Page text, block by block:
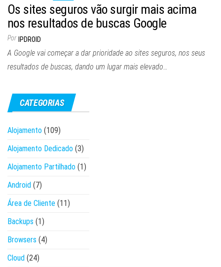
Os sites seguros vão surgir mais acima
nos resultados de buscas Google
Por IPDROID
A Google vai começar a dar prioridade ao sites seguros, nos seus
resultados de buscas, dando um lugar mais elevado…
CATEGORIAS
Alojamento (109)
Alojamento Dedicado (3)
Alojamento Partilhado (1)
Android (7)
Área de Cliente (11)
Backups (1)
Browsers (4)
Cloud (24)